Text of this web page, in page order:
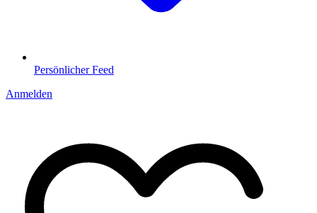
Persönlicher Feed
Anmelden